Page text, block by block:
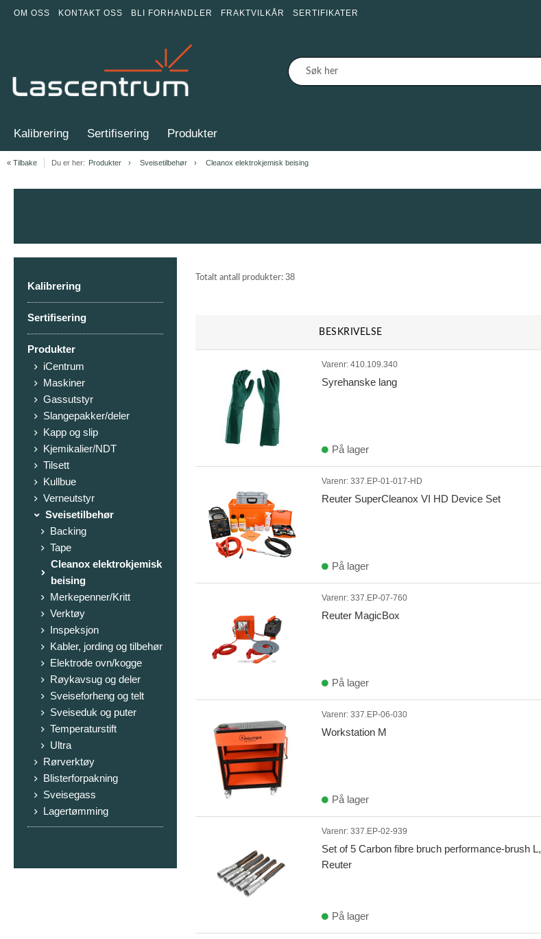
OM OSS KONTAKT OSS BLI FORHANDLER FRAKTVILKÅR SERTIFIKATER
Kalibrering Sertifisering Produkter
« Tilbake Du er her: Produkter Sveisetilbehør Cleanox elektrokjemisk beising
Kalibrering
Sertifisering
Produkter
iCentrum
Maskiner
Gassutstyr
Slangepakker/deler
Kapp og slip
Kjemikalier/NDT
Tilsett
Kullbue
Verneutstyr
Sveisetilbehør
Backing
Tape
Cleanox elektrokjemisk
beising
Merkepenner/Kritt
Verktøy
Inspeksjon
Kabler, jording og tilbehør
Elektrode ovn/kogge
Røykavsug og deler
Sveiseforheng og telt
Sveiseduk og puter
Temperaturstift
Ultra
Rørverktøy
Blisterforpakning
Sveisegass
Lagertømming
Totalt antall produkter: 38
BESKRIVELSE
Varenr: 410.109.340
Syrehanske lang
På lager
Varenr: 337.EP-01-017-HD
Reuter SuperCleanox VI HD Device Set
På lager
Varenr: 337.EP-07-760
Reuter MagicBox
På lager
Varenr: 337.EP-06-030
Workstation M
På lager
Varenr: 337.EP-02-939
Set of 5 Carbon fibre bruch performance-brush L,
Reuter
På lager